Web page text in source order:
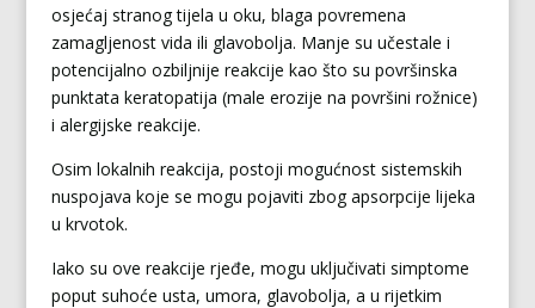
osjećaj stranog tijela u oku, blaga povremena
zamagljenost vida ili glavobolja. Manje su učestale i
potencijalno ozbiljnije reakcije kao što su površinska
punktata keratopatija (male erozije na površini rožnice)
i alergijske reakcije.
Osim lokalnih reakcija, postoji mogućnost sistemskih
nuspojava koje se mogu pojaviti zbog apsorpcije lijeka
u krvotok.
Iako su ove reakcije rjeđe, mogu uključivati simptome
poput suhoće usta, umora, glavobolja, a u rijetkim